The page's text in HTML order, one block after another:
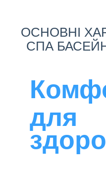
ОСНОВНІ
СПА
для